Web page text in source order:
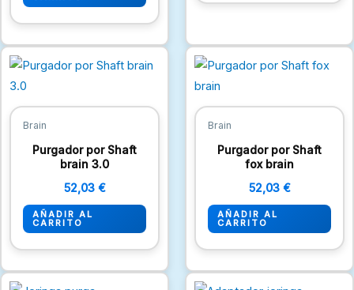
Brain
Purgador por Shaft
brain 3.0
52,03 €
AÑADIR AL
CARRITO
Brain
Purgador por Shaft
fox brain
52,03 €
AÑADIR AL
CARRITO